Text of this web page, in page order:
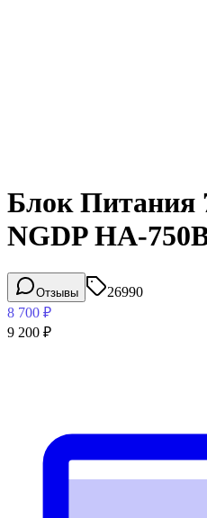
Блок Питания
NGDP HA-
Отзывы
26990
8 700 ₽
9 200 ₽